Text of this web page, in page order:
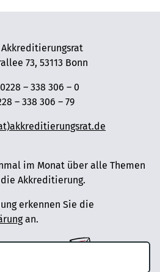
73, 53113 Bonn
– 338 306 – 0
– 338 306 – 79
im Monat über alle Themen
Akkreditierung.
erkennen Sie die
an.